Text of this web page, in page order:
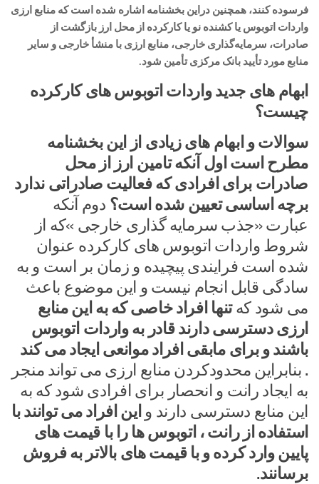
فرسوده کنند، همچنین دراین بخشنامه اشاره شده است که منابع ارزی
واردات اتوبوس یا کشنده نو یا کارکرده از محل ارز بازگشت از
صادرات، سرمایه‌گذاری خارجی، منابع ارزی با منشأ خارجی و سایر
منابع مورد تأیید بانک مرکزی تأمین شود.
ابهام های جدید واردات اتوبوس های کارکرده
چیست؟
سوالات و ابهام های زیادی از این بخشنامه
مطرح است اول آنکه تامین ارز از محل
صادرات برای افرادی که فعالیت صادراتی ندارد
برچه اساسی تعیین شده است؟ دوم آنکه
عبارت «جذب سرمایه گذاری خارجی »که از
شروط واردات اتوبوس های کارکرده عنوان
شده است فرایندی پیچیده و زمان بر است و به
سادگی قابل انجام نیست و این موضوع باعث
می شود کهتنها افراد خاصی که به این منابع
ارزی دسترسی دارند قادر به واردات اتوبوس
باشند و برای مابقی افراد موانعی ایجاد می کند
. بنابراین محدودکردن منابع ارزی می تواند منجر
به ایجاد رانت و انحصار برای افرادی شود که به
این منابع دسترسی دارند و این افراد می توانند با
استفاده از رانت ، اتوبوس ها را با قیمت های
پایین وارد کرده و با قیمت های بالاتر به فروش
برسانند.